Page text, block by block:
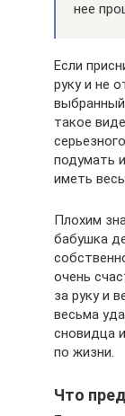
нее
Если
руку и не
такое
подумать
иметь
Плохим
бабушка
очень
за руку и
весьма
сновидца
по жизни.
Что